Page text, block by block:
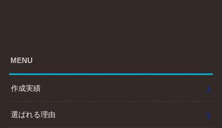
MENU
作成実績
選ばれる理由